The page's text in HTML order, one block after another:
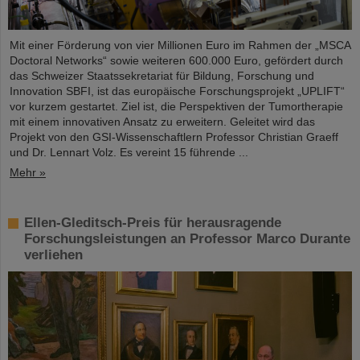
Mit einer Förderung von vier Millionen Euro im Rahmen der „MSCA
Doctoral Networks“ sowie weiteren 600.000 Euro, gefördert durch
das Schweizer Staatssekretariat für Bildung, Forschung und
Innovation SBFI, ist das europäische Forschungsprojekt „UPLIFT“
vor kurzem gestartet. Ziel ist, die Perspektiven der Tumortherapie
mit einem innovativen Ansatz zu erweitern. Geleitet wird das
Projekt von den GSI-Wissenschaftlern Professor Christian Graeff
und Dr. Lennart Volz. Es vereint 15 führende ...
Mehr »
Ellen-Gleditsch-Preis für herausragende
Forschungsleistungen an Professor Marco Durante
verliehen